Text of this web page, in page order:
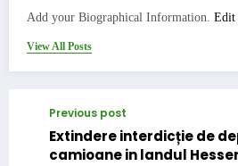
Add your Biographical Information. Edit
View All Posts
Previous post
Extindere interdicție de
camioane in landul